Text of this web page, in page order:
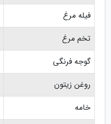
فیله مرغ
تخم مرغ
گوجه فرنگی
روغن زیتون
خامه